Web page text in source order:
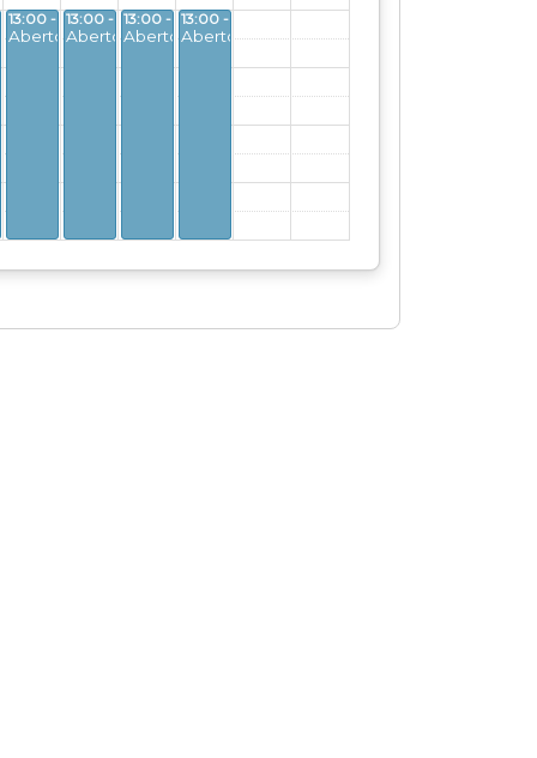
13:00 - 17:00
Aberto
13:00 - 17:00
Aberto
13:00 - 17:00
Aberto
13:00 - 17:00
Aberto